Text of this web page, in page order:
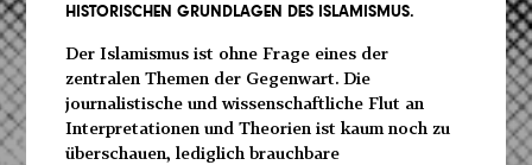
HISTORISCHEN GRUNDLAGEN DES ISLAMISMUS.
Der Islamismus ist ohne Frage eines der
zentralen Themen der Gegenwart. Die
journalistische und wissenschaftliche Flut an
Interpretationen und Theorien ist kaum noch zu
überschauen, lediglich brauchbare